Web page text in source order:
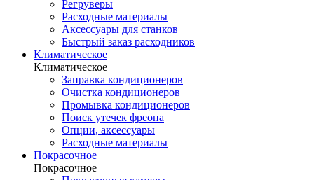
Регруверы
Расходные материалы
Аксессуары для станков
Быстрый заказ расходников
Климатическое
Климатическое
Заправка кондиционеров
Очистка кондиционеров
Промывка кондиционеров
Поиск утечек фреона
Опции, аксессуары
Расходные материалы
Покрасочное
Покрасочное